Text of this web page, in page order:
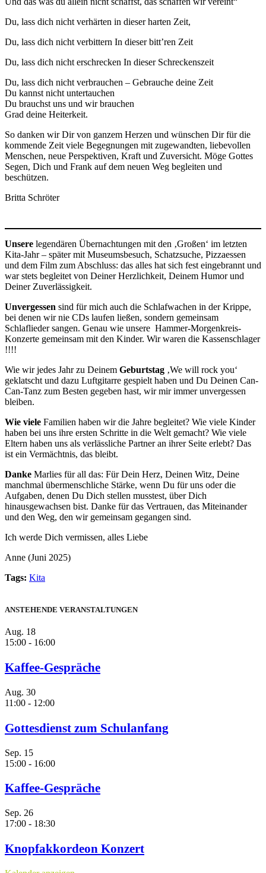
Du, lass dich nicht verhärten in dieser harten Zeit,
Du, lass dich nicht verbittern In dieser bitt’ren Zeit
Du, lass dich nicht erschrecken In dieser Schreckenszeit
Du, lass dich nicht verbrauchen – Gebrauche deine Zeit
Du kannst nicht untertauchen
Du brauchst uns und wir brauchen
Grad deine Heiterkeit.
So danken wir Dir von ganzem Herzen und wünschen Dir für die
kommende Zeit viele Begegnungen mit zugewandten, liebevollen
Menschen, neue Perspektiven, Kraft und Zuversicht. Möge Gottes
Segen, Dich und Frank auf dem neuen Weg begleiten und
beschützen.
Britta Schröter
Unsere legendären Übernachtungen mit den ‚Großen‘ im letzten
Kita-Jahr – später mit Museumsbesuch, Schatzsuche, Pizzaessen
und dem Film zum Abschluss: das alles hat sich fest eingebrannt und
war stets begleitet von Deiner Herzlichkeit, Deinem Humor und
Deiner Zuverlässigkeit.
Unvergessen sind für mich auch die Schlafwachen in der Krippe,
bei denen wir nie CDs laufen ließen, sondern gemeinsam
Schlaflieder sangen. Genau wie unsere Hammer-Morgenkreis-
Konzerte gemeinsam mit den Kinder. Wir waren die Kassenschlager
!!!!
Wie wir jedes Jahr zu Deinem Geburtstag ‚We will rock you‘
geklatscht und dazu Luftgitarre gespielt haben und Du Deinen Can-
Can-Tanz zum Besten gegeben hast, wir mir immer unvergessen
bleiben.
Wie viele Familien haben wir die Jahre begleitet? Wie viele Kinder
haben bei uns ihre ersten Schritte in die Welt gemacht? Wie viele
Eltern haben uns als verlässliche Partner an ihrer Seite erlebt? Das
ist ein Vermächtnis, das bleibt.
Danke Marlies für all das: Für Dein Herz, Deinen Witz, Deine
manchmal übermenschliche Stärke, wenn Du für uns oder die
Aufgaben, denen Du Dich stellen musstest, über Dich
hinausgewachsen bist. Danke für das Vertrauen, das Miteinander
und den Weg, den wir gemeinsam gegangen sind.
Ich werde Dich vermissen, alles Liebe
Anne (Juni 2025)
Tags: Kita
ANSTEHENDE VERANSTALTUNGEN
Aug. 18
15:00 - 16:00
Kaffee-Gespräche
Aug. 30
11:00 - 12:00
Gottesdienst zum Schulanfang
Sep. 15
15:00 - 16:00
Kaffee-Gespräche
Sep. 26
17:00 - 18:30
Knopfakkordeon Konzert